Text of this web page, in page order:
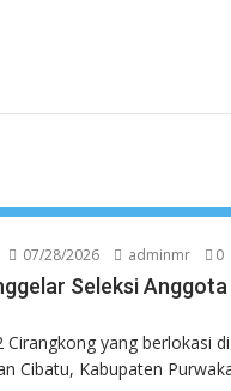
07/28/2026 adminmr 0
Seleksi Anggota
Cirangkong yang berlokasi di
Cibatu, Kabupaten